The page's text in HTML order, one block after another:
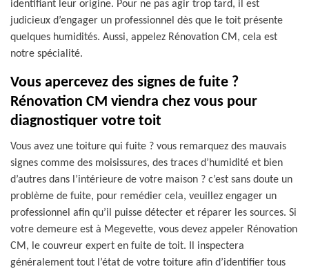
identifiant leur origine. Pour ne pas agir trop tard, il est
judicieux d’engager un professionnel dès que le toit présente
quelques humidités. Aussi, appelez Rénovation CM, cela est
notre spécialité.
Vous apercevez des signes de fuite ?
Rénovation CM viendra chez vous pour
diagnostiquer votre toit
Vous avez une toiture qui fuite ? vous remarquez des mauvais
signes comme des moisissures, des traces d’humidité et bien
d’autres dans l’intérieure de votre maison ? c’est sans doute un
problème de fuite, pour remédier cela, veuillez engager un
professionnel afin qu’il puisse détecter et réparer les sources. Si
votre demeure est à Megevette, vous devez appeler Rénovation
CM, le couvreur expert en fuite de toit. Il inspectera
généralement tout l’état de votre toiture afin d’identifier tous